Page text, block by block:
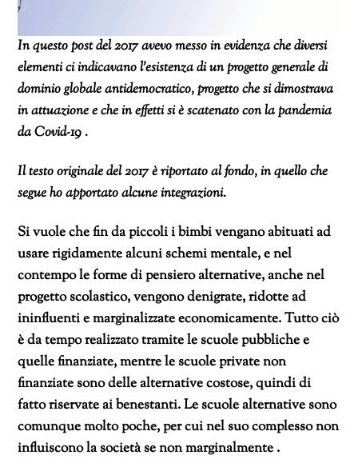
In questo post del 2017 avevo messo in evidenza che diversi
elementi ci indicavano l’esistenza di un progetto generale di
dominio globale antidemocratico, progetto che si dimostrava
in attuazione e che in effetti si è scatenato con la pandemia
da Covid-19 .
Il testo originale del 2017 è riportato al fondo, in quello che
segue ho apportato alcune integrazioni.
Si vuole che fin da piccoli i bimbi vengano abituati ad
usare rigidamente alcuni schemi mentale, e nel
contempo le forme di pensiero alternative, anche nel
progetto scolastico, vengono denigrate, ridotte ad
ininfluenti e marginalizzate economicamente. Tutto ciò
è da tempo realizzato tramite le scuole pubbliche e
quelle finanziate, mentre le scuole private non
finanziate sono delle alternative costose, quindi di
fatto riservate ai benestanti. Le scuole alternative sono
comunque molto poche, per cui nel suo complesso non
influiscono la società se non marginalmente .